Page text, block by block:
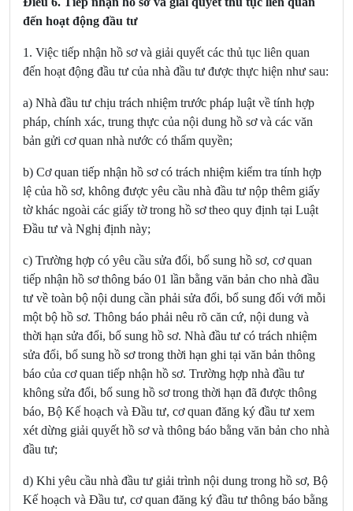
đến hoạt động đầu tư
1. Việc tiếp nhận hồ sơ và giải quyết các thủ tục liên quan
đến hoạt động đầu tư của nhà đầu tư được thực hiện như sau:
a) Nhà đầu tư chịu trách nhiệm trước pháp luật về tính hợp
pháp, chính xác, trung thực của nội dung hồ sơ và các văn
bản gửi cơ quan nhà nước có thẩm quyền;
b) Cơ quan tiếp nhận hồ sơ có trách nhiệm kiểm tra tính hợp
lệ của hồ sơ, không được yêu cầu nhà đầu tư nộp thêm giấy
tờ khác ngoài các giấy tờ trong hồ sơ theo quy định tại Luật
Đầu tư và Nghị định này;
c) Trường hợp có yêu cầu sửa đổi, bổ sung hồ sơ, cơ quan
tiếp nhận hồ sơ thông báo 01 lần bằng văn bản cho nhà đầu
tư về toàn bộ nội dung cần phải sửa đổi, bổ sung đối với mỗi
một bộ hồ sơ. Thông báo phải nêu rõ căn cứ, nội dung và
thời hạn sửa đổi, bổ sung hồ sơ. Nhà đầu tư có trách nhiệm
sửa đổi, bổ sung hồ sơ trong thời hạn ghi tại văn bản thông
báo của cơ quan tiếp nhận hồ sơ. Trường hợp nhà đầu tư
không sửa đổi, bổ sung hồ sơ trong thời hạn đã được thông
báo, Bộ Kế hoạch và Đầu tư, cơ quan đăng ký đầu tư xem
xét dừng giải quyết hồ sơ và thông báo bằng văn bản cho nhà
đầu tư;
d) Khi yêu cầu nhà đầu tư giải trình nội dung trong hồ sơ, Bộ
Kế hoạch và Đầu tư, cơ quan đăng ký đầu tư thông báo bằng